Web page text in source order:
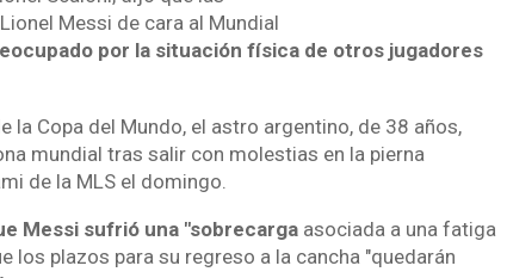
Messi de cara al Mundial
por la situación física de otros jugadores
la Copa del Mundo, el astro argentino, de 38 años,
mundial tras salir con molestias en la pierna
de la MLS el domingo.
Messi sufrió una "sobrecargaasociada a una fatiga
los plazos para su regreso a la cancha "quedarán